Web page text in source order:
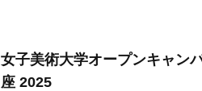
女子美術大学オープンキャン
座 2025